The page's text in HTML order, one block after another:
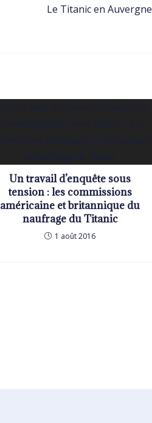
Le Titanic en Auvergne
Un travail d’enquête sous
tension : les commissions
américaine et britannique du
naufrage du Titanic
1 août 2016